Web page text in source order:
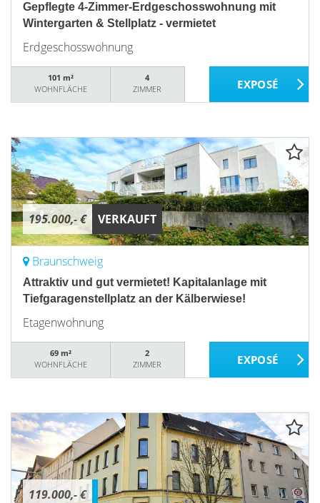
Gepflegte 4-Zimmer-Erdgeschosswohnung mit
Wintergarten & Stellplatz - vermietet
Erdgeschosswohnung
101 m²
WOHNFLÄCHE
4
ZIMMER
195.000,- € VERKAUFT
Braunschweig
Attraktiv und gut vermietet! Kapitalanlage mit
Tiefgaragenstellplatz an der Kälberwiese!
Etagenwohnung
69 m²
WOHNFLÄCHE
2
ZIMMER
119.000,- €